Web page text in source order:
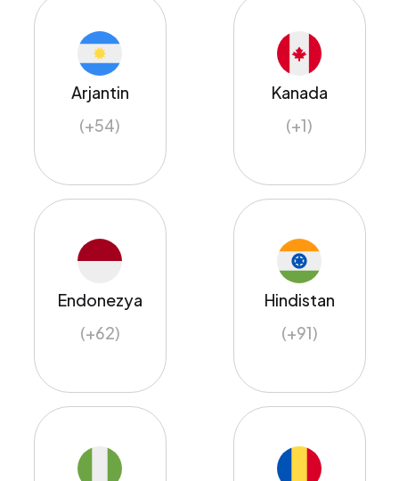
Arjantin
(+54)
Kanada
(+1)
Endonezya
(+62)
Hindistan
(+91)